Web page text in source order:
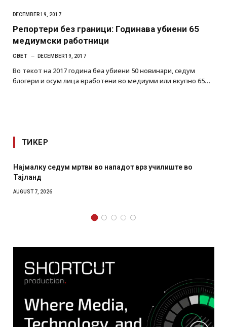
DECEMBER 19, 2017
Репортери без граници: Годинава убиени 65
медиумски работници
СВЕТ DECEMBER 19, 2017
Во текот на 2017 година беа убиени 50 новинари, седум
блогери и осум лица вработени во медиуми или вкупно 65…
ТИКЕР
мртви во нападот врз училиште во
СОЗИС: